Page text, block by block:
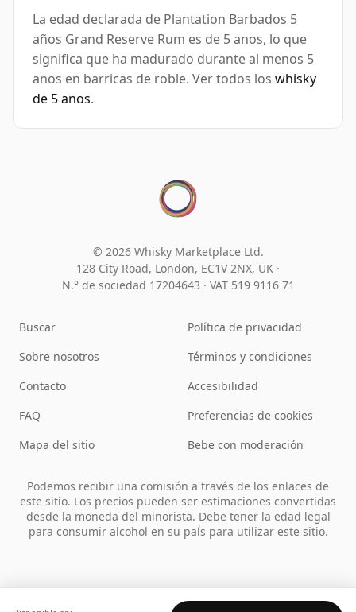
La edad declarada de Plantation Barbados 5
años Grand Reserve Rum es de 5 anos, lo que
significa que ha madurado durante al menos 5
anos en barricas de roble. Ver todos los whisky
de 5 anos.
© 2026 Whisky Marketplace Ltd.
128 City Road, London, EC1V 2NX, UK ·
N.° de sociedad 17204643 · VAT 519 9116 71
Buscar
Sobre nosotros
Contacto
FAQ
Mapa del sitio
Política de privacidad
Términos y condiciones
Accesibilidad
Preferencias de cookies
Bebe con moderación
Podemos recibir una comisión a través de los enlaces de
este sitio. Los precios pueden ser estimaciones convertidas
desde la moneda del minorista. Debe tener la edad legal
para consumir alcohol en su país para utilizar este sitio.